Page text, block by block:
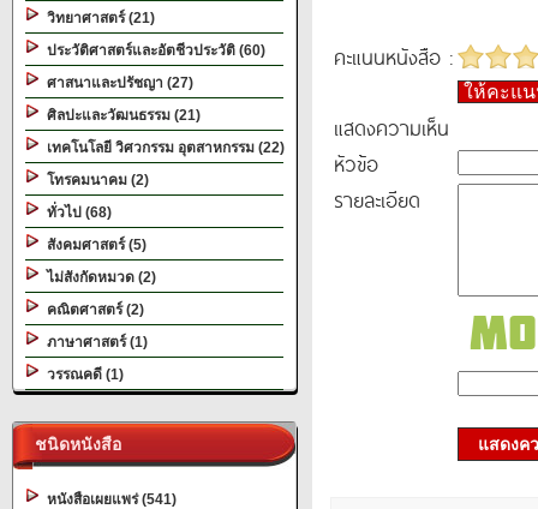
วิทยาศาสตร์ (21)
ประวัติศาสตร์และอัตชีวประวัติ (60)
ศาสนาและปรัชญา (27)
ศิลปะและวัฒนธรรม (21)
เทคโนโลยี วิศวกรรม อุตสาหกรรม (22)
โทรคมนาคม (2)
ทั่วไป (68)
สังคมศาสตร์ (5)
ไม่สังกัดหมวด (2)
คณิตศาสตร์ (2)
ภาษาศาสตร์ (1)
วรรณคดี (1)
ชนิดหนังสือ
หนังสือเผยแพร่ (541)
คะแนนหนังสือ :
ให้คะแ
แสดงความเห็น
หัวข้อ
รายละเอียด
แสดงค